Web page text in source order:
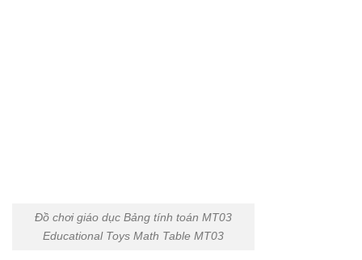
Đồ chơi giáo dục Bảng tính toán MT03
Educational Toys Math Table MT03